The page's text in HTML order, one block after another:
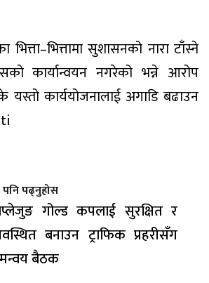
भित्ता–भित्तामा सुशासनको नारा टाँस्ने
कार्यान्वयन नगरेको भन्ने आरोप
कार्ययोजनालाई अगाडि बढाउन
पनि पढ्नुहोस
गोल्ड कपलाई सुरक्षित र
बनाउन ट्राफिक प्रहरीसँग
बैठक